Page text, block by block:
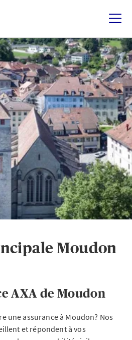
Moudon
AXA de Moudon
une assurance à Moudon? Nos
et répondent à vos